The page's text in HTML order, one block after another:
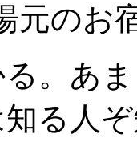
元の
。あ
る人